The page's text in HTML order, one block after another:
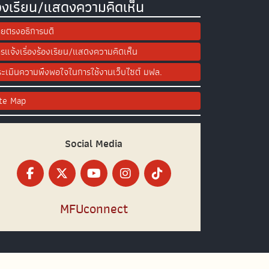
เรียน/แสดงความคิดเห็น
ตรงอธิการบดี
แจ้งเรื่องร้องเรียน/แสดงความคิดเห็น
เมินความพึงพอใจในการใช้งานเว็บไซต์ มฟล.
Map
Social Media
MFUconnect